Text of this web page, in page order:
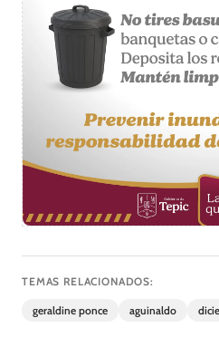
TEMAS RELACIONADOS:
geraldine ponce aguinaldo